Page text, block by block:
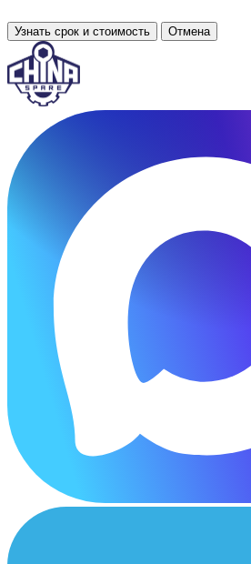
Узнать срок и стоимость Отмена